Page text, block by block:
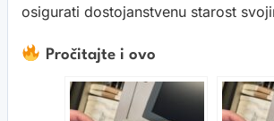
osigurati dostojanstvenu starost
Pročitajte i ovo